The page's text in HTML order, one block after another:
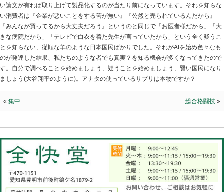
なってきましたが見れば見るほど、知れば知るほど今ま
されてきたことが世界では『非常識』だったり、指導さ
ないデータが数多く存在することが明らかになってきま
く変わる時が直ぐ其処まで来ていると実感します。とい
が、このブログに何度も登場する『浅田宗伯』たちの働
『真実』だから現代に存在していると思うようになりま
しかし企業は100「右」という不都合な論文が有っても
い論文が有れば取り上げて製品化するのが当たり前にな
い消費者は『企業が悪いことをする筈が無い』『公然と
『みんなが買ってるから大丈夫だろう』というのと同じ